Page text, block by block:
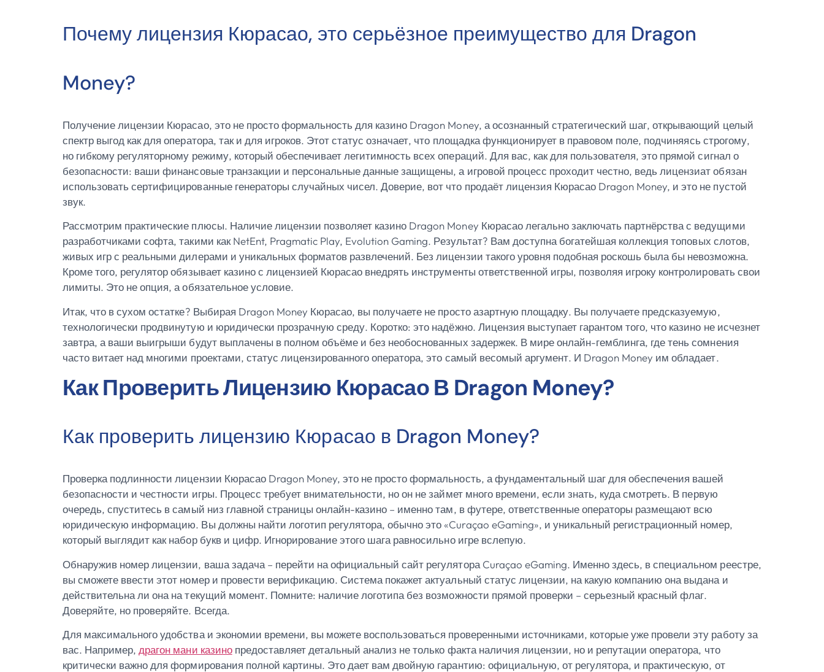
Почему лицензия Кюрасао, это серьёзное преимущество для Dragon
Money?
Получение лицензии Кюрасао, это не просто формальность для казино Dragon Money, а осознанный стратегический шаг, открывающий целый
спектр выгод как для оператора, так и для игроков. Этот статус означает, что площадка функционирует в правовом поле, подчиняясь строгому,
но гибкому регуляторному режиму, который обеспечивает легитимность всех операций. Для вас, как для пользователя, это прямой сигнал о
безопасности: ваши финансовые транзакции и персональные данные защищены, а игровой процесс проходит честно, ведь лицензиат обязан
использовать сертифицированные генераторы случайных чисел. Доверие, вот что продаёт лицензия Кюрасао Dragon Money, и это не пустой
звук.
Рассмотрим практические плюсы. Наличие лицензии позволяет казино Dragon Money Кюрасао легально заключать партнёрства с ведущими
разработчиками софта, такими как NetEnt, Pragmatic Play, Evolution Gaming. Результат? Вам доступна богатейшая коллекция топовых слотов,
живых игр с реальными дилерами и уникальных форматов развлечений. Без лицензии такого уровня подобная роскошь была бы невозможна.
Кроме того, регулятор обязывает казино с лицензией Кюрасао внедрять инструменты ответственной игры, позволяя игроку контролировать свои
лимиты. Это не опция, а обязательное условие.
Итак, что в сухом остатке? Выбирая Dragon Money Кюрасао, вы получаете не просто азартную площадку. Вы получаете предсказуемую,
технологически продвинутую и юридически прозрачную среду. Коротко: это надёжно. Лицензия выступает гарантом того, что казино не исчезнет
завтра, а ваши выигрыши будут выплачены в полном объёме и без необоснованных задержек. В мире онлайн-гемблинга, где тень сомнения
часто витает над многими проектами, статус лицензированного оператора, это самый весомый аргумент. И Dragon Money им обладает.
Как Проверить Лицензию Кюрасао В Dragon Money?
Как проверить лицензию Кюрасао в Dragon Money?
Проверка подлинности лицензии Кюрасао Dragon Money, это не просто формальность, а фундаментальный шаг для обеспечения вашей
безопасности и честности игры. Процесс требует внимательности, но он не займет много времени, если знать, куда смотреть. В первую
очередь, спуститесь в самый низ главной страницы онлайн-казино – именно там, в футере, ответственные операторы размещают всю
юридическую информацию. Вы должны найти логотип регулятора, обычно это «Curaçao eGaming», и уникальный регистрационный номер,
который выглядит как набор букв и цифр. Игнорирование этого шага равносильно игре вслепую.
Обнаружив номер лицензии, ваша задача – перейти на официальный сайт регулятора Curaçao eGaming. Именно здесь, в специальном реестре,
вы сможете ввести этот номер и провести верификацию. Система покажет актуальный статус лицензии, на какую компанию она выдана и
действительна ли она на текущий момент. Помните: наличие логотипа без возможности прямой проверки – серьезный красный флаг.
Доверяйте, но проверяйте. Всегда.
Для максимального удобства и экономии времени, вы можете воспользоваться проверенными источниками, которые уже провели эту работу за
вас. Например, драгон мани казинопредоставляет детальный анализ не только факта наличия лицензии, но и репутации оператора, что
критически важно для формирования полной картины. Это дает вам двойную гарантию: официальную, от регулятора, и практическую, от